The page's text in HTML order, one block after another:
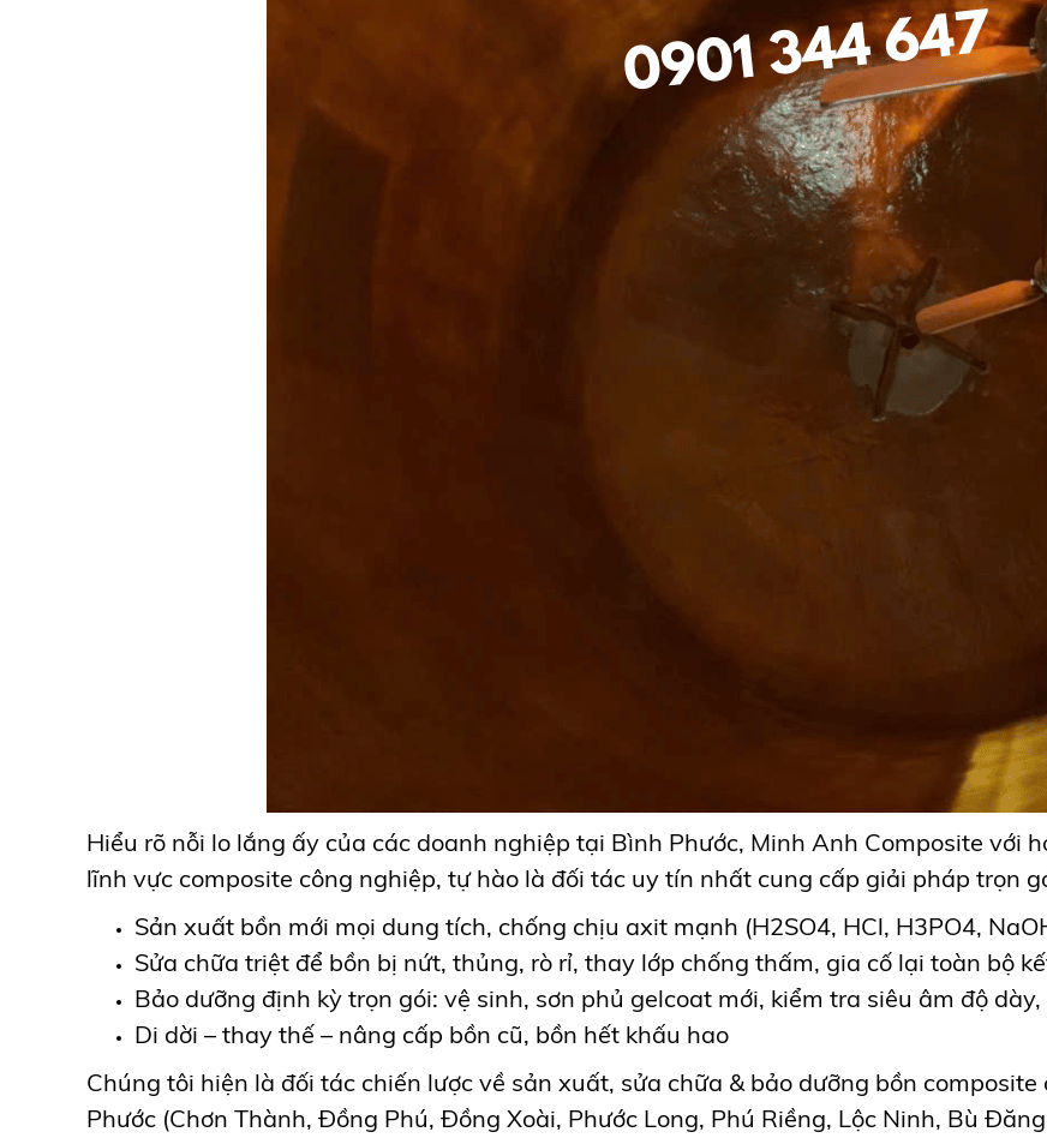
Hiểu rõ nỗi lo lắng ấy của các doanh nghiệp tại Bình Phước, Minh Anh Composite với
lĩnh vực composite công nghiệp, tự hào là đối tác uy tín nhất cung cấp giải pháp trọn
Sản xuất bồn mới mọi dung tích, chống chịu axit mạnh (H2SO4, HCl, H3PO4,
Sửa chữa triệt để bồn bị nứt, thủng, rò rỉ, thay lớp chống thấm, gia cố lại toàn bộ
Bảo dưỡng định kỳ trọn gói: vệ sinh, sơn phủ gelcoat mới, kiểm tra siêu âm độ
Di dời – thay thế – nâng cấp bồn cũ, bồn hết khấu hao
Chúng tôi hiện là đối tác chiến lược về sản xuất, sửa chữa & bảo dưỡng bồn
Phước (Chơn Thành, Đồng Phú, Đồng Xoài, Phước Long, Phú Riềng, Lộc Ninh, Bù